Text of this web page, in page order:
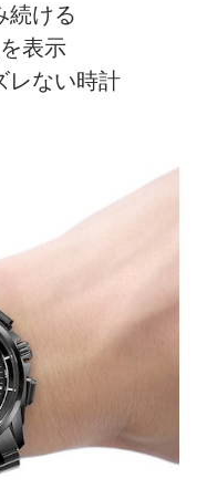
続ける
表示
レない時計